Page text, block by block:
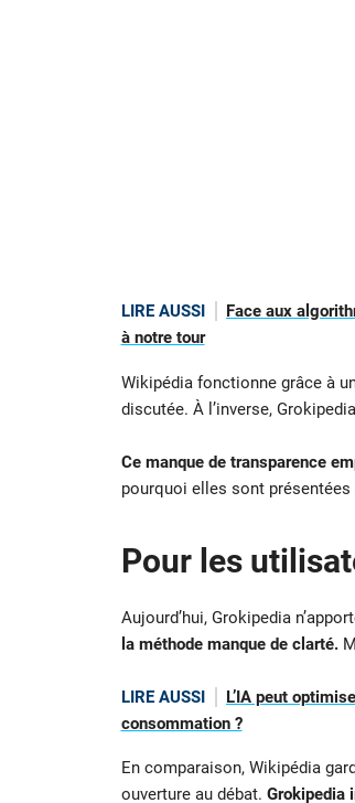
LIRE AUSSI
Face aux
à notre tour
Wikipédia fonctionne grâce à
discutée. À l’inverse,
Ce manque de transparence
pourquoi elles sont
Pour les
Aujourd’hui, Grokipedia
la méthode manque de clarté.
LIRE AUSSI
L’IA peut
consommation ?
En comparaison, Wikipédia
ouverture au débat. Grokipedia